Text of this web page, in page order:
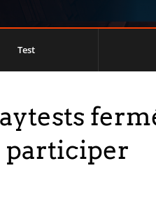
Test
participer